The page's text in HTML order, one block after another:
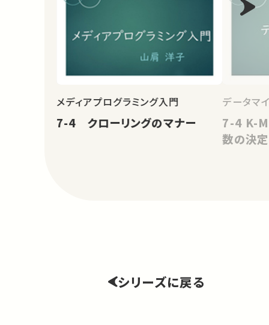
メディアプログラミング入門
7-4 クローリングのマナー
データマ
7-4 K-
数の決定
シリーズに戻る